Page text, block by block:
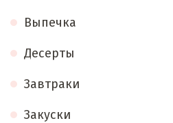
Выпечка
Десерты
Завтраки
Закуски